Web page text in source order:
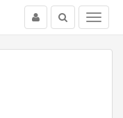
Menu
Buscar
Usuario